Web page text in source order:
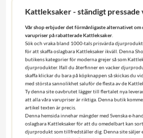
Kattleksaker - ständigt
Vår shop erbjuder det förmånligaste alternativet om
varupriser på rabatterade Kattleksaker
Sök och vraka bland 1000-tals prisvärda
för att skaffa oslagbara Kattleksaker ikväll. Denna
butikens kategorier för moderna grejer så som
djurprodukter. Ifall du återfinner en vacker
skaffa klickar du bara på köpknappen så skickas du
med största sannolikhet saluför de flesta av de
Ty denna site oavbrutet lägger till flertalet nya
att alla våra varupriser är riktiga. Denna butik
artikel texten är precis.
Denna hemsida innehar mängder med Svenska e-
oslagbara Kattleksaker för att du omedelbart kan
djurprodukt som tillfredställer dig. Denna site säljer